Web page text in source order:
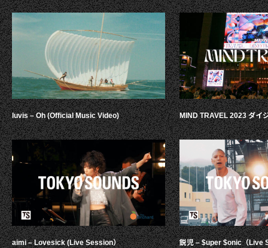
luvis – Oh (Official Music Video)
aimi – Lovesick (Live Session）
MIND TRAVEL 2023 ダイ
鋭児 – $uper $onic（Live